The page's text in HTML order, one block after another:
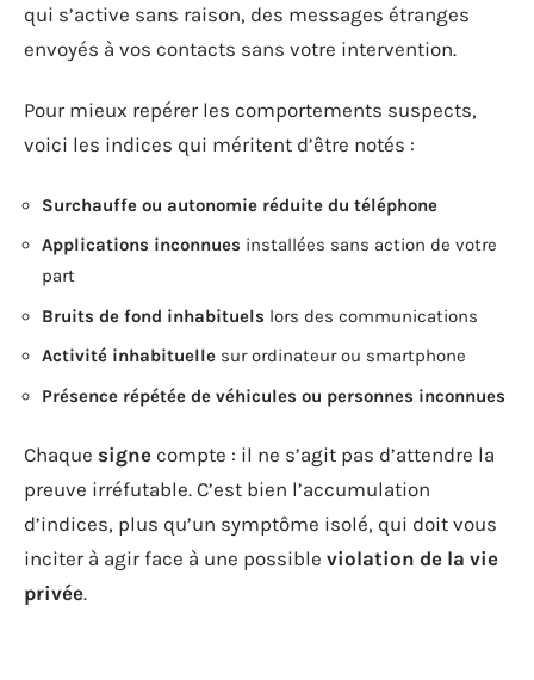
qui s’active sans raison, des messages étranges
envoyés à vos contacts sans votre intervention.
Pour mieux repérer les comportements suspects,
voici les indices qui méritent d’être notés :
Surchauffe ou autonomie réduite du téléphone
Applications inconnues installées sans action de votre
part
Bruits de fond inhabituels lors des communications
Activité inhabituelle sur ordinateur ou smartphone
Présence répétée de véhicules ou personnes inconnues
Chaque signe compte : il ne s’agit pas d’attendre la
preuve irréfutable. C’est bien l’accumulation
d’indices, plus qu’un symptôme isolé, qui doit vous
inciter à agir face à une possible violation de la vie
privée.